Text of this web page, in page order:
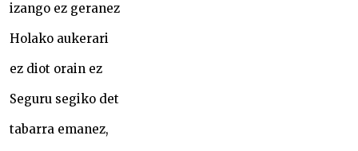
izango ez geranez
Holako aukerari
ez diot orain ez
Seguru segiko det
tabarra emanez,